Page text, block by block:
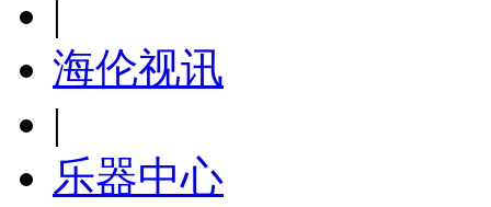
|
海伦视讯
|
乐器中心